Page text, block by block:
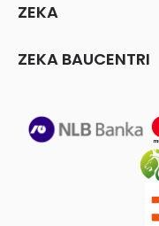
ZEKA
ZEKA BAUCENTRI